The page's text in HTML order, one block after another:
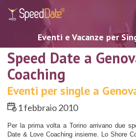
Eventi e Vacanze per
Speed Date a
Coaching
Eventi per single a
1 febbraio 2010
Per la prima volta a Torino arrivano due
Date & Love Coaching insieme. Lo Shore